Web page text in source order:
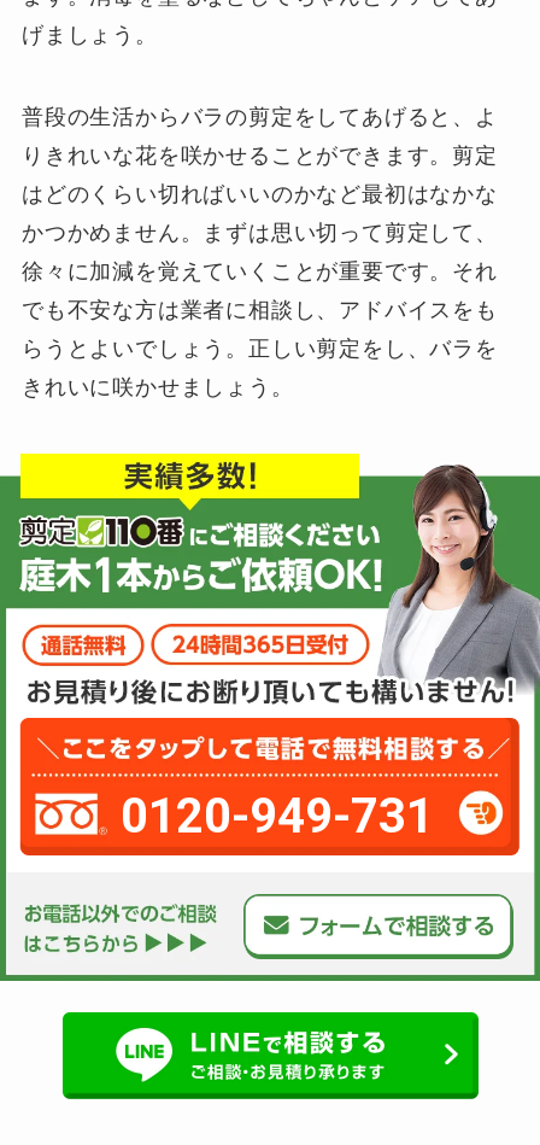
げましょう。
普段の生活からバラの剪定をしてあげると、よ
りきれいな花を咲かせることができます。剪定
はどのくらい切ればいいのかなど最初はなかな
かつかめません。まずは思い切って剪定して、
徐々に加減を覚えていくことが重要です。それ
でも不安な方は業者に相談し、アドバイスをも
らうとよいでしょう。正しい剪定をし、バラを
きれいに咲かせましょう。
0120-949-731